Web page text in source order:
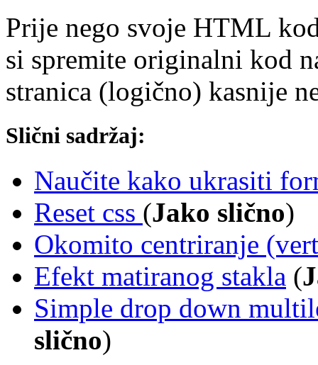
Prije nego svoje HTML
si spremite originalni kod
stranica (logično) kasnije
Slični sadržaj:
Naučite kako ukrasiti
Reset css (Jako slično)
Okomito centriranje
Efekt matiranog stakla (
Simple drop down
slično)